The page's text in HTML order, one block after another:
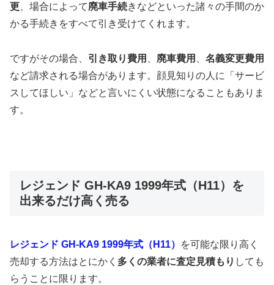
更 、場合によって廃車手続きなどといった諸々の手間のか
かる手続きをすべて引き受けてくれます。
ですがその場合、 引き取り費用 廃車費用
名義変更費用
など請求される場合があります。顔見知りの人に「サービ
スしてほしい」などと言いにくい状態になることもありま
す。
レジェンド GH-KA9 1999年式（H11）を
出来るだけ高く売る
レジェンド GH-KA9 1999年式（H11）
を可能な限り高く
売却する方法はとにかく 多くの業者に査定見積もり しても
らうことに限ります。